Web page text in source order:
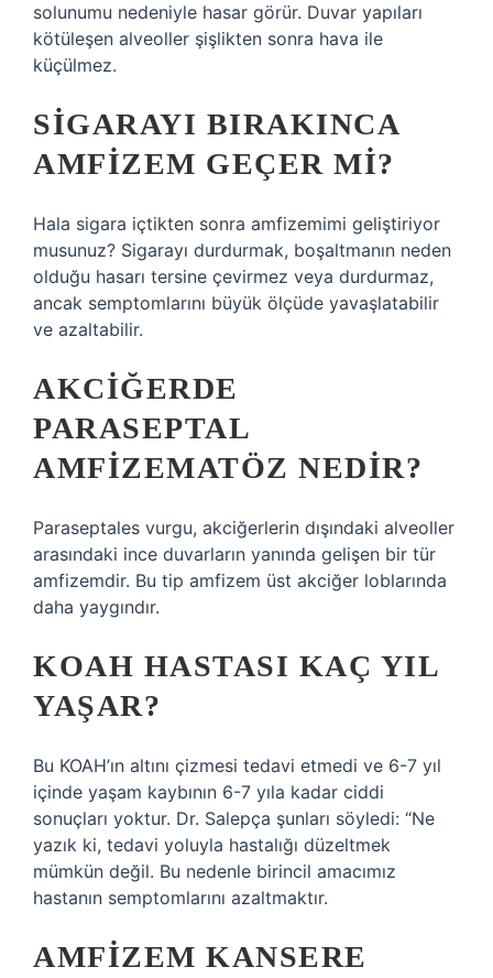
solunumu nedeniyle hasar görür. Duvar yapıları
kötüleşen alveoller şişlikten sonra hava ile
küçülmez.
SIGARAYI BIRAKINCA
AMFIZEM GEÇER MI?
Hala sigara içtikten sonra amfizemimi geliştiriyor
musunuz? Sigarayı durdurmak, boşaltmanın neden
olduğu hasarı tersine çevirmez veya durdurmaz,
ancak semptomlarını büyük ölçüde yavaşlatabilir
ve azaltabilir.
AKCIĞERDE
PARASEPTAL
AMFIZEMATÖZ NEDIR?
Paraseptales vurgu, akciğerlerin dışındaki alveoller
arasındaki ince duvarların yanında gelişen bir tür
amfizemdir. Bu tip amfizem üst akciğer loblarında
daha yaygındır.
KOAH HASTASI KAÇ YIL
YAŞAR?
Bu KOAH’ın altını çizmesi tedavi etmedi ve 6-7 yıl
içinde yaşam kaybının 6-7 yıla kadar ciddi
sonuçları yoktur. Dr. Salepça şunları söyledi: “Ne
yazık ki, tedavi yoluyla hastalığı düzeltmek
mümkün değil. Bu nedenle birincil amacımız
hastanın semptomlarını azaltmaktır.
AMFIZEM KANSERE